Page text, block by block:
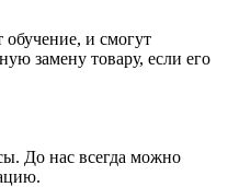
и смогут
замену товару, если его
До нас всегда можно